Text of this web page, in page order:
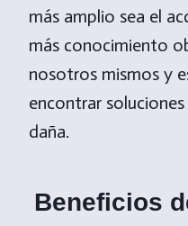
más amplio sea el
más conocimiento
nosotros mismos y
encontrar
daña.
Beneficios